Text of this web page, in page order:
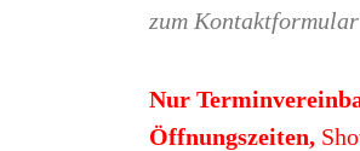
zum
Nur
Öffnungszeiten,